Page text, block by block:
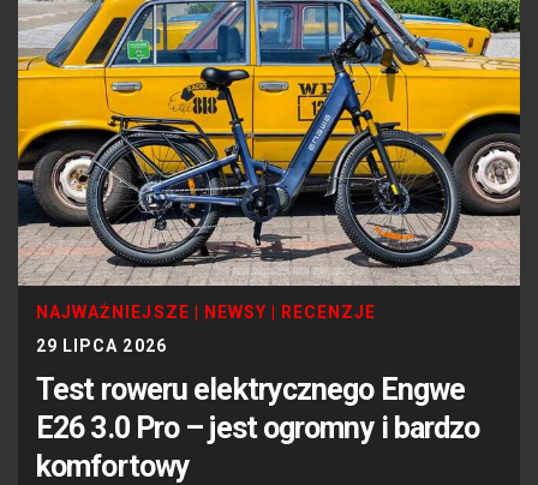
NAJWAŻNIEJSZE NEWSY
RECENZJE
29 LIPCA 2026
Test roweru elektrycznego Engwe
E26 3.0 Pro – jest ogromny i bardzo
komfortowy